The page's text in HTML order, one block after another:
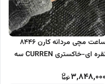
ساعت مچی مردانه کارن 8446
نقره ای-خاکستری CURREN سه